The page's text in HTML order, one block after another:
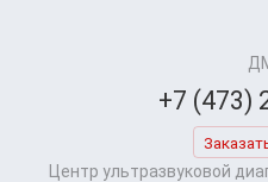
+7 (473)
Центр ультразвуковой